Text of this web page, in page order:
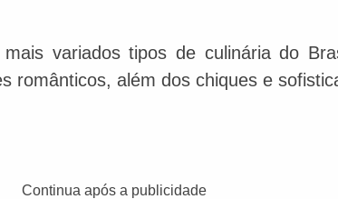
variados tipos de culinária do
românticos, além dos chiques e
Continua após a publicidade